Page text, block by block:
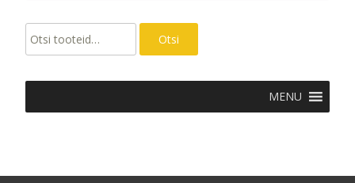
Otsi: Otsi
MENU